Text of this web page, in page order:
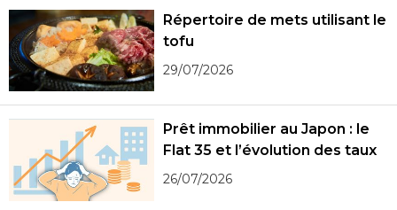
Répertoire de mets utilisant le
tofu
29/07/2026
Prêt immobilier au Japon : le
Flat 35 et l’évolution des taux
26/07/2026